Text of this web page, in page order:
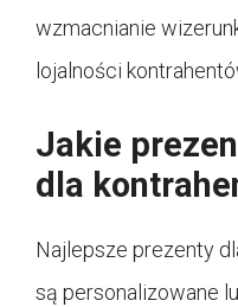
wzmacnianie
lojalności
Jakie
dla
Najlepsze prezenty
są personalizowane